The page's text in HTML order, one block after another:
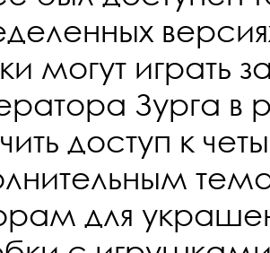
могут играть
Зурга в
доступ к
для